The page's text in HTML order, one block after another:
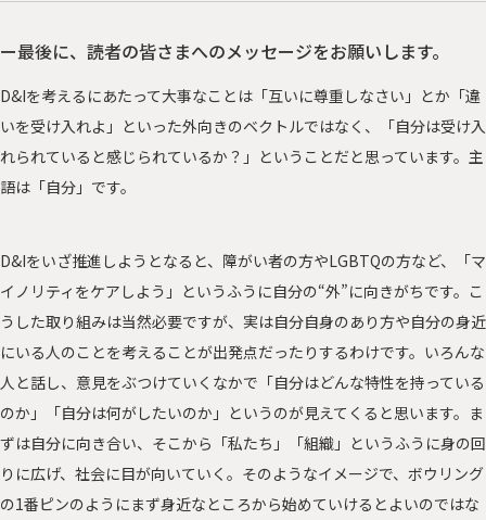
ー最後に、読者の皆さまへのメッセージをお願いします。
D&Iを考えるにあたって大事なことは「互いに尊重しなさい」とか「違
いを受け入れよ」といった外向きのベクトルではなく、「自分は受け入
れられていると感じられているか？」ということだと思っています。主
語は「自分」です。
D&Iをいざ推進しようとなると、障がい者の方やLGBTQの方など、「マ
イノリティをケアしよう」というふうに自分の“外”に向きがちです。こ
うした取り組みは当然必要ですが、実は自分自身のあり方や自分の身近
にいる人のことを考えることが出発点だったりするわけです。いろんな
人と話し、意見をぶつけていくなかで「自分はどんな特性を持っている
のか」「自分は何がしたいのか」というのが見えてくると思います。ま
ずは自分に向き合い、そこから「私たち」「組織」というふうに身の回
りに広げ、社会に目が向いていく。そのようなイメージで、ボウリング
の1番ピンのようにまず身近なところから始めていけるとよいのではな